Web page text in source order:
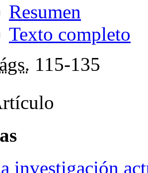
Resumen
Texto completo
115-135
investigación